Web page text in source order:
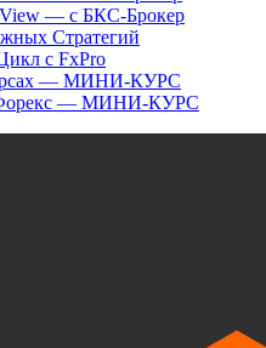
— с БКС-Брокер
Стратегий
с FxPro
— МИНИ-КУРС
— МИНИ-КУРС